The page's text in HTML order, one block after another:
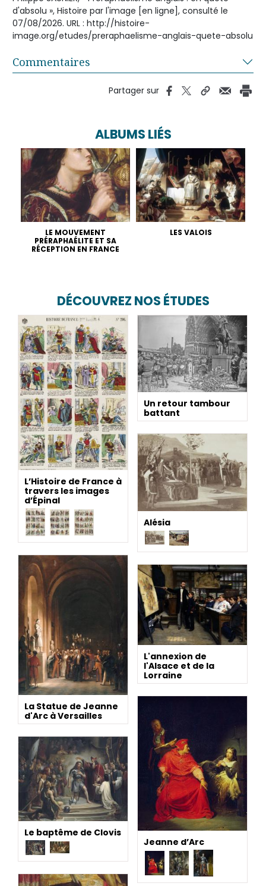
d'absolu », Histoire par l'image [en ligne], consulté le
07/08/2026. URL : http://histoire-
image.org/etudes/preraphaelisme-anglais-quete-absolu
Commentaires
Partager sur
ALBUMS LIÉS
LE MOUVEMENT
PRÉRAPHAÉLITE ET SA
RÉCEPTION EN FRANCE
LES VALOIS
DÉCOUVREZ NOS ÉTUDES
L’Histoire de France à
travers les images
d’Épinal
Un retour tambour
battant
Alésia
La Statue de Jeanne
d'Arc à Versailles
L'annexion de
l'Alsace et de la
Lorraine
Jeanne d’Arc
Le baptême de Clovis